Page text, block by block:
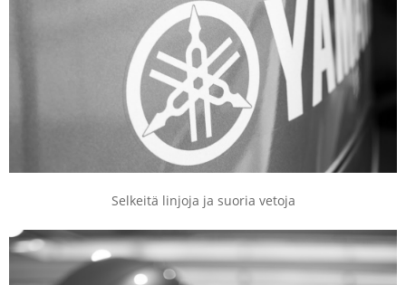
Selkeitä linjoja ja suoria vetoja